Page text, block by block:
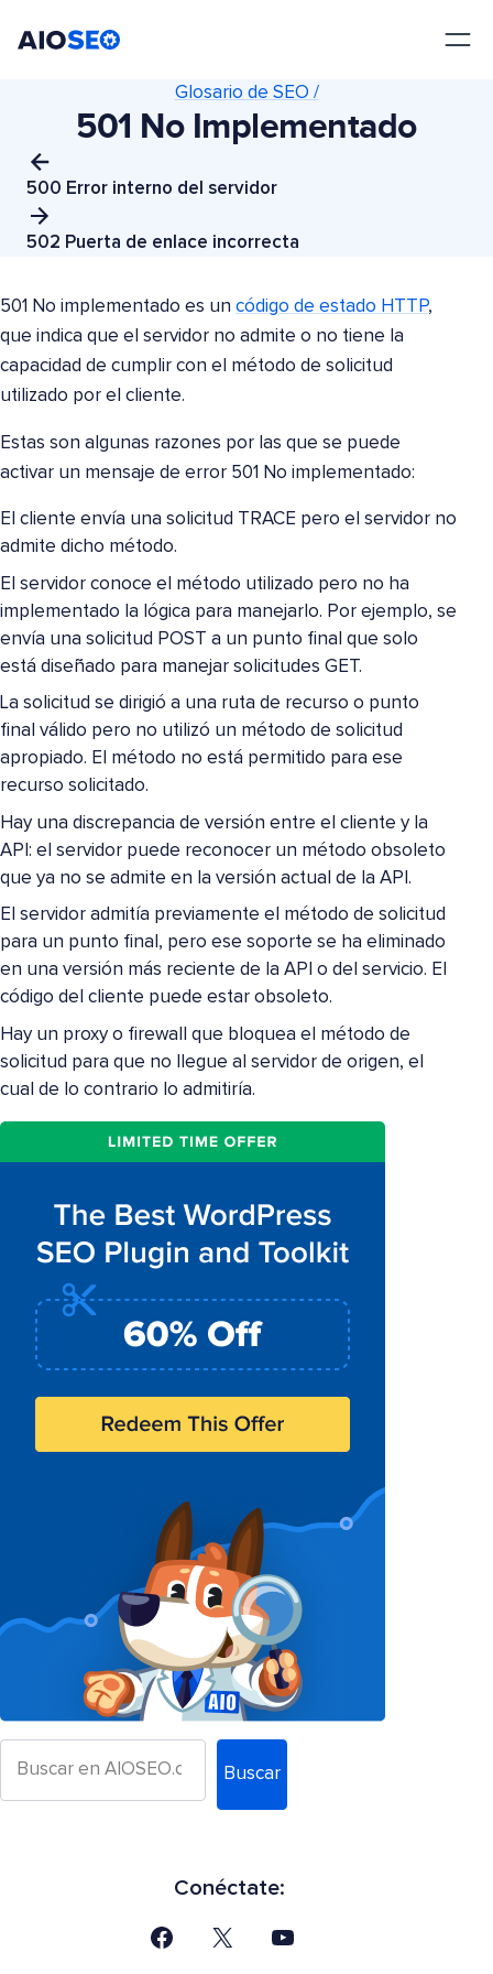
500 Error interno del servidor
Glosario de SEO /
501 No Implementado
502 Puerta de enlace incorrecta
501 No implementado es un código de estado HTTP,
que indica que el servidor no admite o no tiene la
capacidad de cumplir con el método de solicitud
utilizado por el cliente.
Estas son algunas razones por las que se puede
activar un mensaje de error 501 No implementado:
El cliente envía una solicitud TRACE pero el servidor no
admite dicho método.
El servidor conoce el método utilizado pero no ha
implementado la lógica para manejarlo. Por ejemplo, se
envía una solicitud POST a un punto final que solo
está diseñado para manejar solicitudes GET.
La solicitud se dirigió a una ruta de recurso o punto
final válido pero no utilizó un método de solicitud
apropiado. El método no está permitido para ese
recurso solicitado.
Hay una discrepancia de versión entre el cliente y la
API: el servidor puede reconocer un método obsoleto
que ya no se admite en la versión actual de la API.
El servidor admitía previamente el método de solicitud
para un punto final, pero ese soporte se ha eliminado
en una versión más reciente de la API o del servicio. El
código del cliente puede estar obsoleto.
Hay un proxy o firewall que bloquea el método de
solicitud para que no llegue al servidor de origen, el
cual de lo contrario lo admitiría.
Buscar
Conéctate: